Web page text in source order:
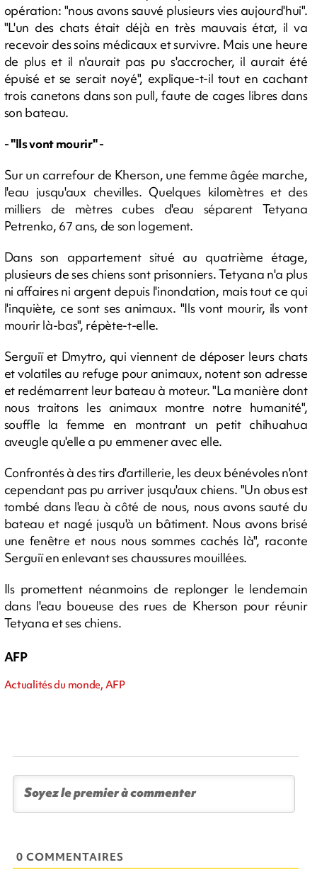
opération: "nous avons sauvé plusieurs vies aujourd'hui".
"L'un des chats était déjà en très mauvais état, il va
recevoir des soins médicaux et survivre. Mais une heure
de plus et il n'aurait pas pu s'accrocher, il aurait été
épuisé et se serait noyé", explique-t-il tout en cachant
trois canetons dans son pull, faute de cages libres dans
son bateau.
- "Ils vont mourir" -
Sur un carrefour de Kherson, une femme âgée marche,
l'eau jusqu'aux chevilles. Quelques kilomètres et des
milliers de mètres cubes d'eau séparent Tetyana
Petrenko, 67 ans, de son logement.
Dans son appartement situé au quatrième étage,
plusieurs de ses chiens sont prisonniers. Tetyana n'a plus
ni affaires ni argent depuis l'inondation, mais tout ce qui
l'inquiète, ce sont ses animaux. "Ils vont mourir, ils vont
mourir là-bas", répète-t-elle.
Serguiï et Dmytro, qui viennent de déposer leurs chats
et volatiles au refuge pour animaux, notent son adresse
et redémarrent leur bateau à moteur. "La manière dont
nous traitons les animaux montre notre humanité",
souffle la femme en montrant un petit chihuahua
aveugle qu'elle a pu emmener avec elle.
Confrontés à des tirs d'artillerie, les deux bénévoles n'ont
cependant pas pu arriver jusqu'aux chiens. "Un obus est
tombé dans l'eau à côté de nous, nous avons sauté du
bateau et nagé jusqu'à un bâtiment. Nous avons brisé
une fenêtre et nous nous sommes cachés là", raconte
Serguiï en enlevant ses chaussures mouillées.
Ils promettent néanmoins de replonger le lendemain
dans l'eau boueuse des rues de Kherson pour réunir
Tetyana et ses chiens.
AFP
Actualités du monde, AFP
0 COMMENTAIRES